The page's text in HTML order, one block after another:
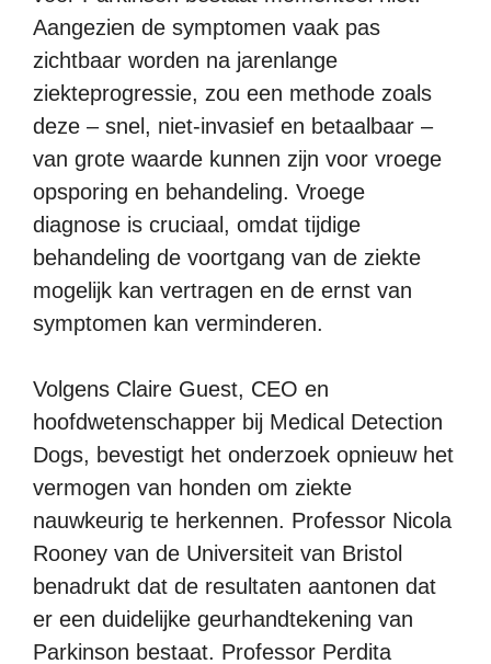
Aangezien de symptomen vaak pas
zichtbaar worden na jarenlange
ziekteprogressie, zou een methode zoals
deze – snel, niet-invasief en betaalbaar –
van grote waarde kunnen zijn voor vroege
opsporing en behandeling. Vroege
diagnose is cruciaal, omdat tijdige
behandeling de voortgang van de ziekte
mogelijk kan vertragen en de ernst van
symptomen kan verminderen.
Volgens Claire Guest, CEO en
hoofdwetenschapper bij Medical Detection
Dogs, bevestigt het onderzoek opnieuw het
vermogen van honden om ziekte
nauwkeurig te herkennen. Professor Nicola
Rooney van de Universiteit van Bristol
benadrukt dat de resultaten aantonen dat
er een duidelijke geurhandtekening van
Parkinson bestaat. Professor Perdita